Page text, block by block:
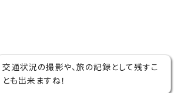
交通状況の撮影や、旅の記録として残すこ
とも出来ますね！